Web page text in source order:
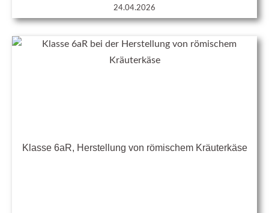
24.04.2026
Klasse 6aR, Herstellung von römischem Kräuterkäse